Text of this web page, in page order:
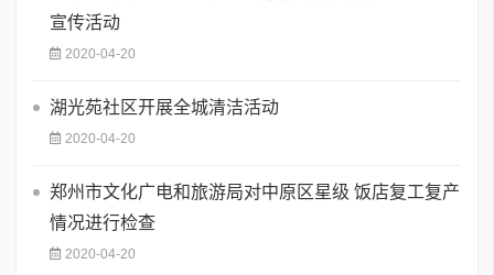
宣传活动
2020-04-20
湖光苑社区开展全城清洁活动
2020-04-20
郑州市文化广电和旅游局对中原区星级 饭店复工复产
情况进行检查
2020-04-20